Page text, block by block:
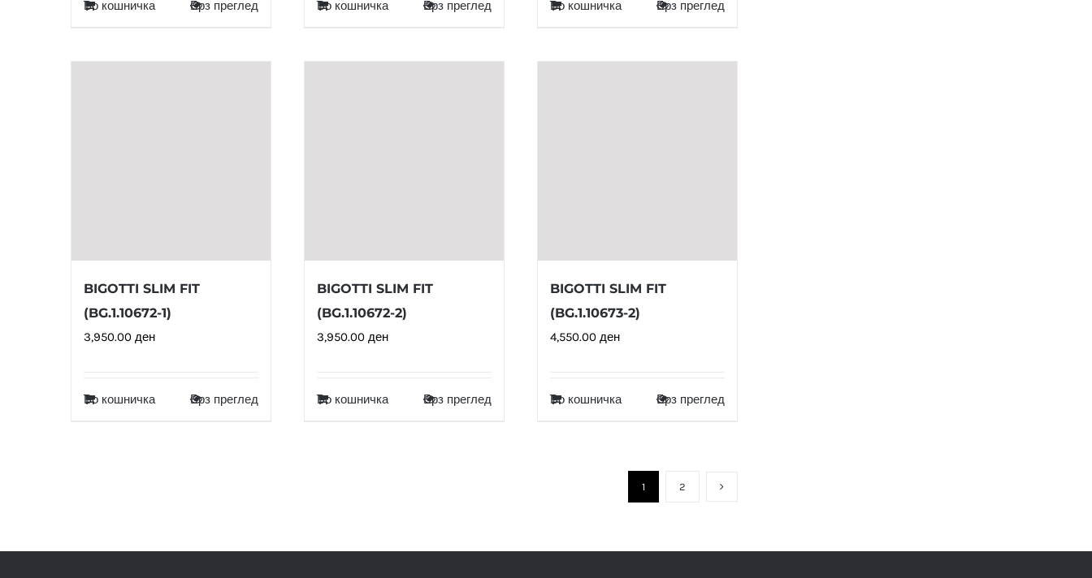
Во кошничка Брз преглед Во кошничка Брз преглед Во кошничка Брз преглед
BIGOTTI SLIM FIT
(BG.1.10672-1)
3,950.00 ден
Во кошничка Брз преглед
BIGOTTI SLIM FIT
(BG.1.10672-2)
3,950.00 ден
Во кошничка Брз преглед
BIGOTTI SLIM FIT
(BG.1.10673-2)
4,550.00 ден
Во кошничка Брз преглед
1 2